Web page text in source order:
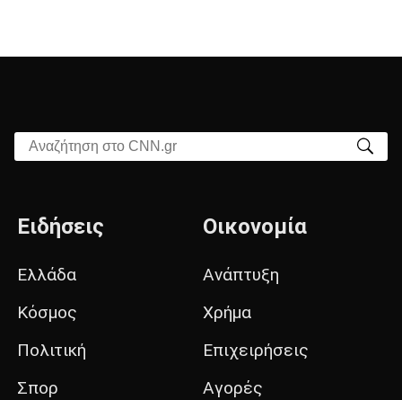
Αναζήτηση στο CNN.gr
Ειδήσεις
Ελλάδα
Κόσμος
Πολιτική
Σπορ
Οικονομία
Ανάπτυξη
Χρήμα
Επιχειρήσεις
Αγορές